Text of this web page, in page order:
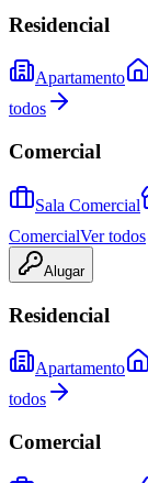
Residencial
Apartamento
todos
Comercial
Sala Comercial
ComercialVer todos
Alugar
Residencial
Apartamento
todos
Comercial